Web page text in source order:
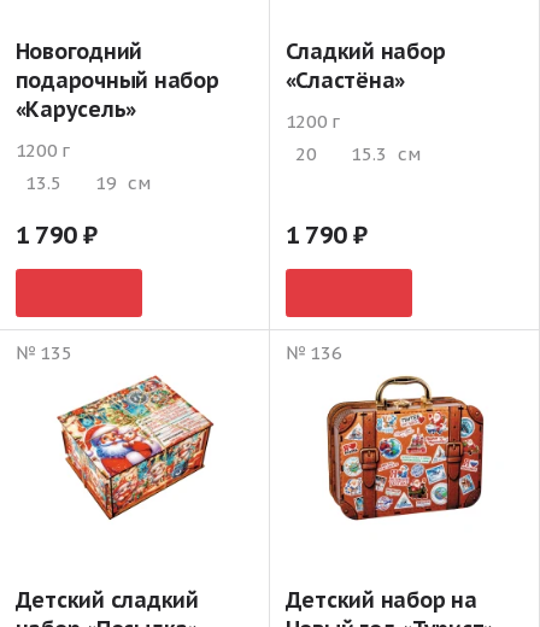
Новогодний
подарочный набор
«Карусель»
1200 г
13.5
19 см
1 790
Сладкий набор
«Сластёна»
1200 г
20
15.3 см
1 790
№ 135
Детский сладкий
№ 136
Детский набор на